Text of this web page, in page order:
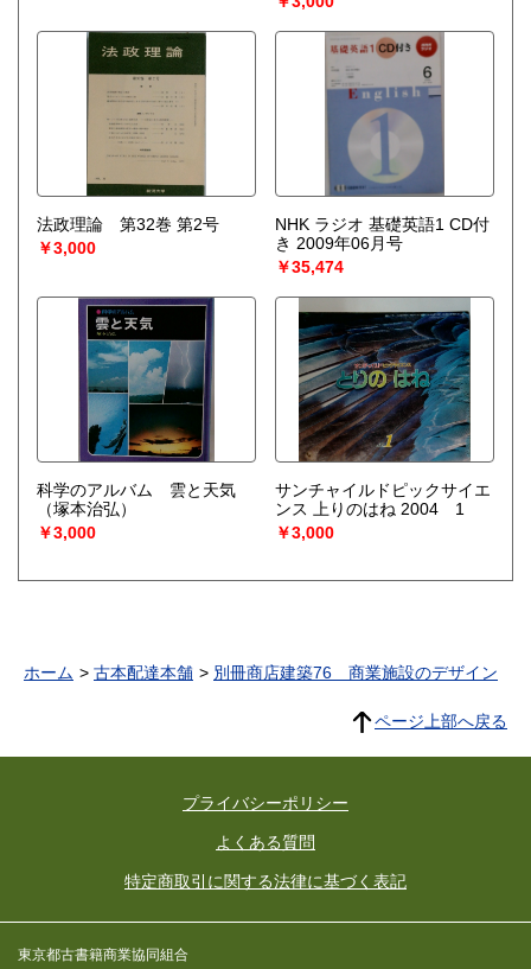
法政理論 第32巻 第2号
￥3,000
NHK ラジオ 基礎英語1 CD付
き 2009年06月号
￥35,474
科学のアルバム 雲と天気
（塚本治弘）
￥3,000
サンチャイルドピックサイエ
ンス 上りのはね 2004 1
￥3,000
ホーム 古本配達本舗 別冊商店建築76 商業施設のデザイン
ページ上部へ戻る
プライバシーポリシー
よくある質問
特定商取引に関する法律に基づく表記
東京都古書籍商業協同組合